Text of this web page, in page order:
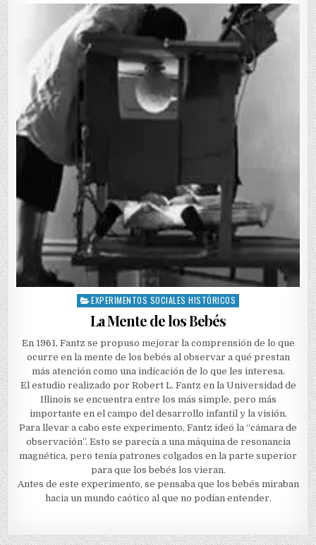
Posted
EXPERIMENTOS SOCIALES HISTÓRICOS
La Mente de los Bebés
En 1961, Fantz se propuso mejorar la comprensión de lo que
ocurre en la mente de los bebés al observar a qué prestan
más atención como una indicación de lo que les interesa.
El estudio realizado por Robert L. Fantz en la Universidad de
Illinois se encuentra entre los más simple, pero más
importante en el campo del desarrollo infantil y la visión.
Para llevar a cabo este experimento, Fantz ideó la “cámara de
observación”. Esto se parecía a una máquina de resonancia
magnética, pero tenía patrones colgados en la parte superior
para que los bebés los vieran.
Antes de este experimento, se pensaba que los bebés miraban
hacia un mundo caótico al que no podían entender.